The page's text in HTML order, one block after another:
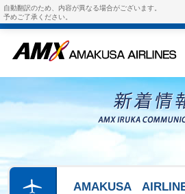
自動翻訳のため、内容が異なる場合がございます。
予めご了承ください。
AMAKUSA